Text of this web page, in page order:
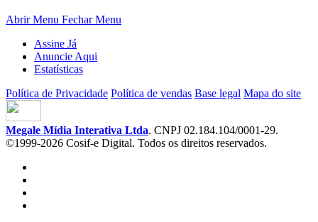
Abrir Menu Fechar Menu
Assine Já
Anuncie Aqui
Estatísticas
Política de Privacidade Política de vendas Base legal Mapa do site
Megale Mídia Interativa Ltda. CNPJ 02.184.104/0001-29.
©1999-2026 Cosif-e Digital. Todos os direitos reservados.